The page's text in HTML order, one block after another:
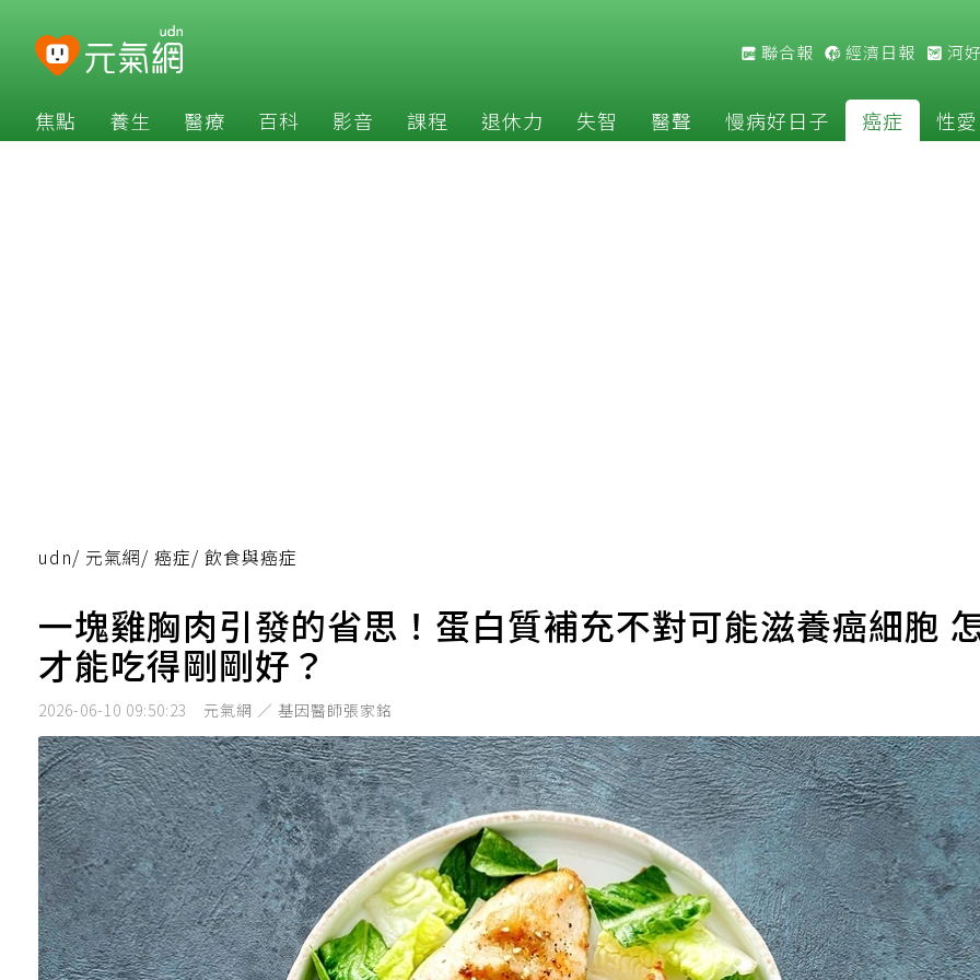
聯合報 經濟日報 河
焦點 養生 醫療 百科 影音 課程 退休力 失智 醫聲 慢病好日子 癌症 性愛
udn/ 元氣網/ 癌症/ 飲食與癌症
一塊雞胸肉引發的省思！蛋白質補充不對可能滋養癌細胞
才能吃得剛剛好？
2026-06-10 09:50:23 元氣網 ／ 基因醫師張家銘